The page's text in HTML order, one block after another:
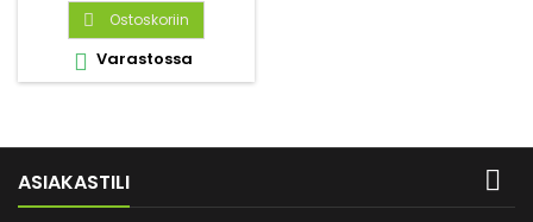
 Ostoskoriin
 Varastossa
ASIAKASTILI 